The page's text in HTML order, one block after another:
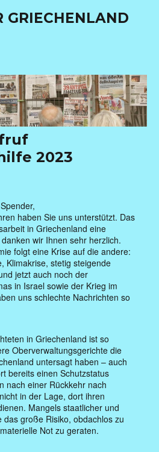
GRIECHENLAND
2023
haben Sie uns unterstützt. Das
in Griechenland eine
wir Ihnen sehr herzlich.
folgt eine Krise auf die andere:
Klimakrise, stetig steigende
jetzt auch noch der
in Israel sowie der Krieg im
uns schlechte Nachrichten so
in Griechenland ist so
Oberverwaltungsgerichte die
untersagt haben – auch
bereits einen Schutzstatus
nach einer Rückkehr nach
in der Lage, dort ihren
Mangels staatlicher und
das große Risiko, obdachlos zu
Not zu geraten.